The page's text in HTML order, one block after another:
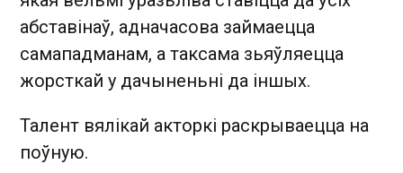
абставінаў, адначасова займаецца
самападманам, а таксама зьяўляецца
жорсткай у дачыненьні да іншых.
Талент вялікай акторкі раскрываецца на
поўную.